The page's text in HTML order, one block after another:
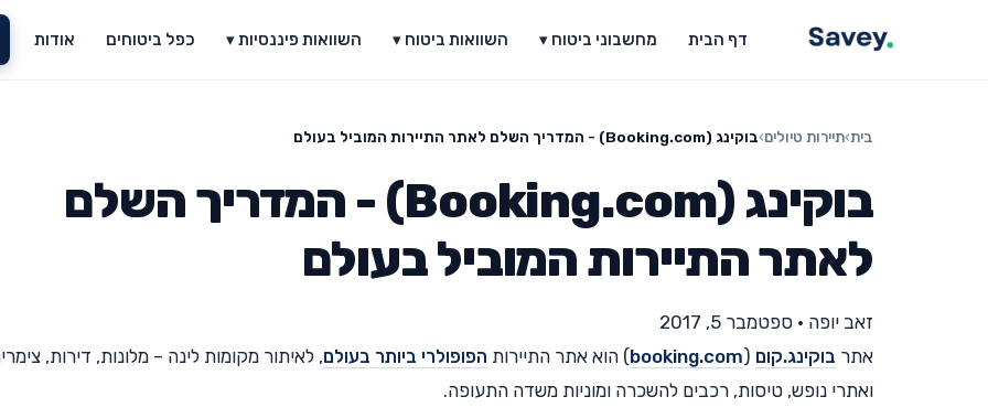
דף הבית מחשבוני ביטוח ▾ השוואות ביטוח ▾ השוואות פיננסיות ▾ כפל ביטוחים אודות
בית›תיירות טיולים›בוקינג (Booking.com) - המדריך השלם לאתר התיירות המוביל בעולם
בוקינג (Booking.com) - המדריך השלם
לאתר התיירות המוביל בעולם
זאב יופה • ספטמבר 5, 2017
אתר בוקינג.קום (
booking.com) הוא אתר התיירות הפופולרי ביותר בעולם, לאיתור מקומות לינה – מלונות, דירות,
ואתרי נופש, טיסות, רכבים להשכרה ומוניות משדה התעופה.